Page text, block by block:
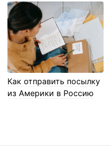
Как отправить посылку
из Америки в Россию